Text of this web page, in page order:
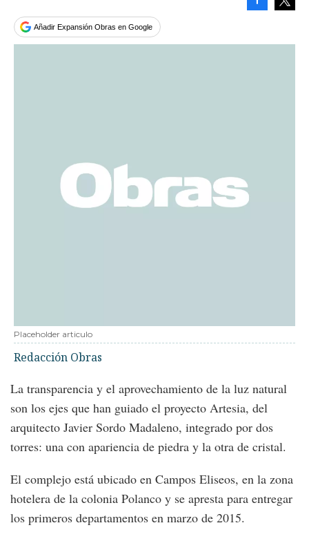
Añadir Expansión Obras en Google
Placeholder articulo
Redacción Obras
La transparencia y el aprovechamiento de la luz natural
son los ejes que han guiado el proyecto Artesia, del
arquitecto Javier Sordo Madaleno, integrado por dos
torres: una con apariencia de piedra y la otra de cristal.
El complejo está ubicado en Campos Eliseos, en la zona
hotelera de la colonia Polanco y se apresta para entregar
los primeros departamentos en marzo de 2015.